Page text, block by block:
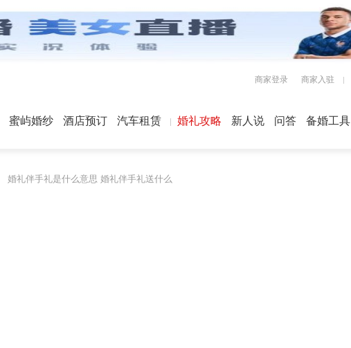
商家登录 商家入驻
蜜屿婚纱 酒店预订 汽车租赁 婚礼攻略 新人说 问答 备婚工具
婚礼伴手礼是什么意思 婚礼伴手礼送什么